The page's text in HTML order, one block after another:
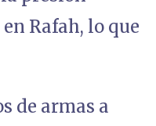
Rafah, lo que
de armas a